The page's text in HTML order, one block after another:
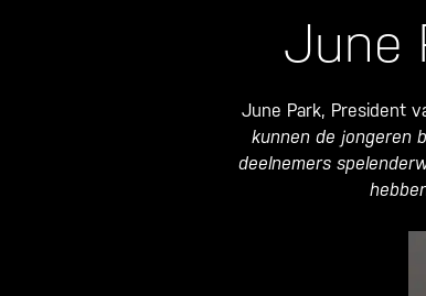
June
June Park, President
kunnen de jongeren
deelnemers